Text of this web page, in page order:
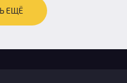
ЕЩЁ